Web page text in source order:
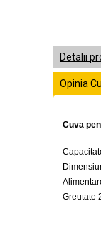
Detalii
Opinia
Cuva
Greutate